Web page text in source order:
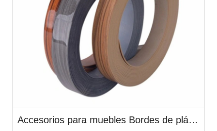
Accesorios para muebles Bordes de plástico de PVC de alto brillo